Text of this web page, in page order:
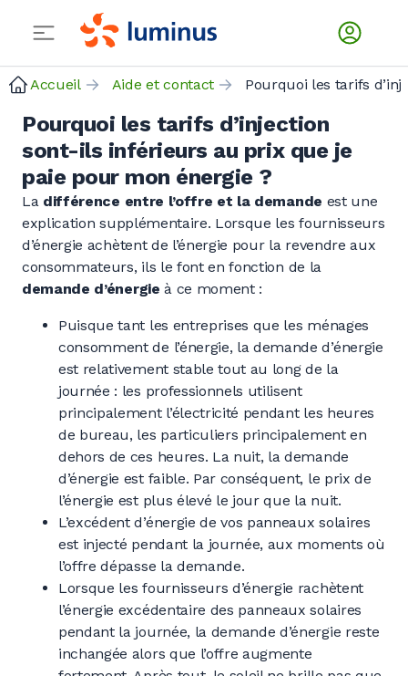
Accueil Aide et contact
Pourquoi les tarifs d’injection
sont-ils inférieurs au prix que je
paie pour mon énergie ?
La différence entre l’offre et la demande est une
explication supplémentaire. Lorsque les fournisseurs
d’énergie achètent de l’énergie pour la revendre aux
consommateurs, ils le font en fonction de la
demande d’énergie à ce moment :
Puisque tant les entreprises que les ménages
consomment de l’énergie, la demande d’énergie
est relativement stable tout au long de la
journée : les professionnels utilisent
principalement l’électricité pendant les heures
de bureau, les particuliers principalement en
dehors de ces heures. La nuit, la demande
d’énergie est faible. Par conséquent, le prix de
l’énergie est plus élevé le jour que la nuit.
L’excédent d’énergie de vos panneaux solaires
est injecté pendant la journée, aux moments où
l’offre dépasse la demande.
Lorsque les fournisseurs d’énergie rachètent
l’énergie excédentaire des panneaux solaires
pendant la journée, la demande d’énergie reste
inchangée alors que l’offre augmente